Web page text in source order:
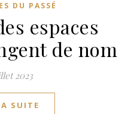
DU PASSÉ
espaces
de nom
2023
SUITE